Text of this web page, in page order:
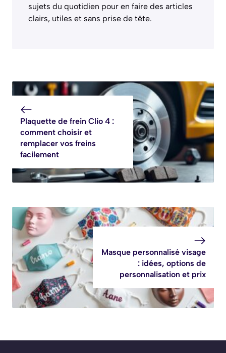
sujets du quotidien pour en faire des articles
clairs, utiles et sans prise de tête.
Plaquette de frein Clio 4 :
comment choisir et
remplacer vos freins
facilement
Masque personnalisé visage
: idées, options de
personnalisation et prix